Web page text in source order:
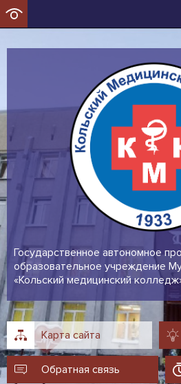
Государственное автономное
образовательное учреждение
«Кольский медицинский
Карта сайта
Обратная связь